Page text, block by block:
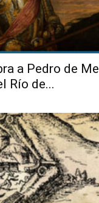
a Pedro de
Río de...